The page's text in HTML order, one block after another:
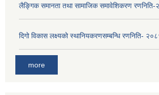
लैङ्‍गिक समानता तथा सामाजिक समावेशिकरण रणनिति-
दिगो विकास लक्ष्यको स्थानियकरणसम्बन्धि रणनिति-
more